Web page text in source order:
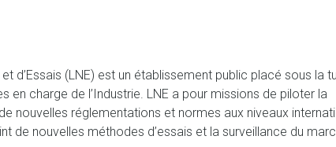
d’Essais (LNE) est un établissement public placé sous la
en charge de l’Industrie. LNE a pour missions de piloter la
nouvelles réglementations et normes aux niveaux
de nouvelles méthodes d’essais et la surveillance du